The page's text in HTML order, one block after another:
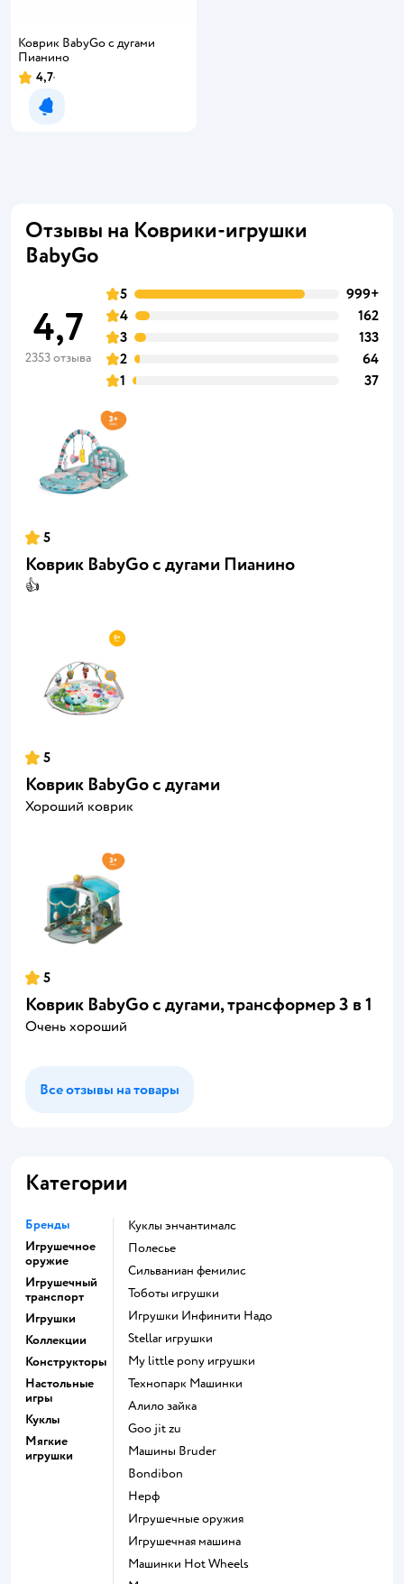
Коврик BabyGo с дугами
Пианино
4,7
Уведомить о появлении
Отзывы на Коврики-игрушки
BabyGo
4,7
2353 отзыва
5
999+
4
162
3
133
2
64
1
37
5
Коврик BabyGo с дугами Пианино
👍
5
Коврик BabyGo с дугами
Хороший коврик
5
Коврик BabyGo с дугами, трансформер 3 в 1
Очень хороший
Все отзывы на товары
Категории
Бренды
Игрушечное
оружие
Игрушечный
транспорт
Игрушки
Коллекции
Конструкторы
Настольные
игры
Куклы
Мягкие
игрушки
Куклы энчантималс
Полесье
Сильваниан фемилис
Тоботы игрушки
Игрушки Инфинити Надо
Stellar игрушки
my little pony игрушки
Технопарк Машинки
Алило зайка
Goo jit zu
Машины Bruder
Bondibon
Нерф
Игрушечные оружия
Игрушечная машина
Машинки Hot Wheels